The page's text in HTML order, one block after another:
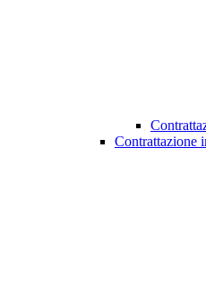
Contrattazione